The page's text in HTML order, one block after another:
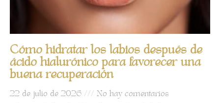
Cómo hidratar los labios después de
ácido hialurónico para favorecer una
buena recuperación
22 de julio de 2026 No hay comentarios